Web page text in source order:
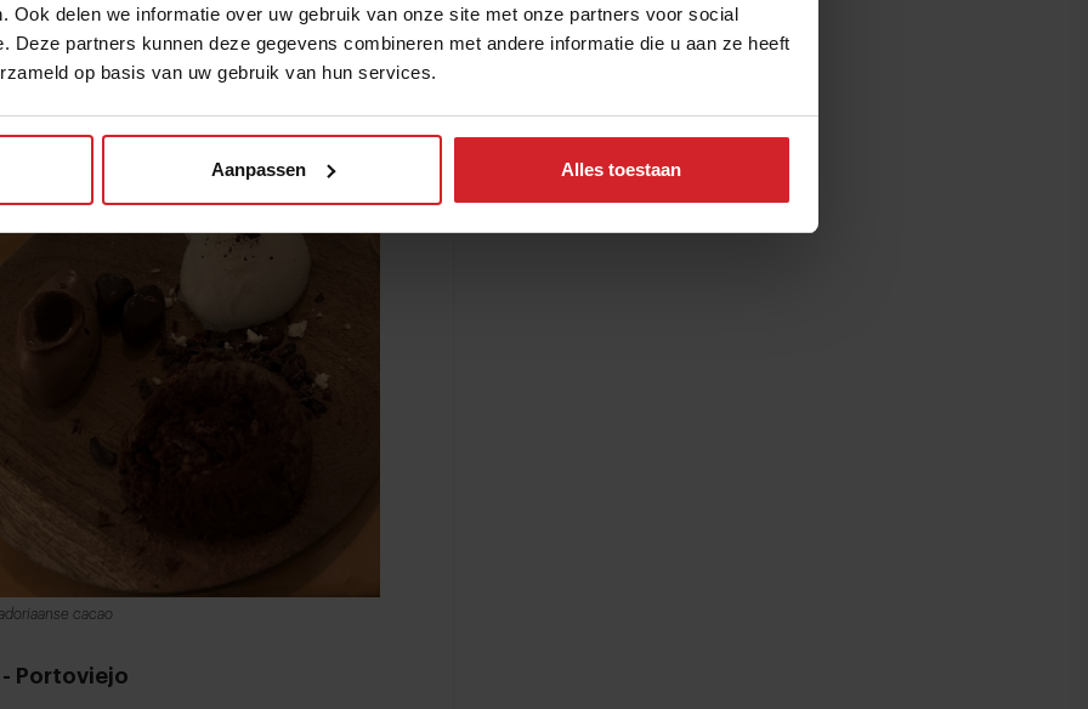
Ook delen we informatie over uw gebruik van onze site met onze partners voor social
Deze partners kunnen deze gegevens combineren met andere informatie die u aan ze heeft
op basis van uw gebruik van hun services.
Aanpassen Alles toestaan
met frisse en stevige cocktails en
met krokant gebakken larve.
van chocoladepulp, het zachte ‘afval’
Ecuadoriaanse fine cacao.
cacao
Portoviejo